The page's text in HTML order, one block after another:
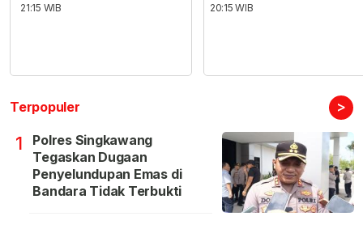
21:15 WIB
20:15 WIB
Terpopuler >
1
Polres Singkawang
Tegaskan Dugaan
Penyelundupan Emas di
Bandara Tidak Terbukti